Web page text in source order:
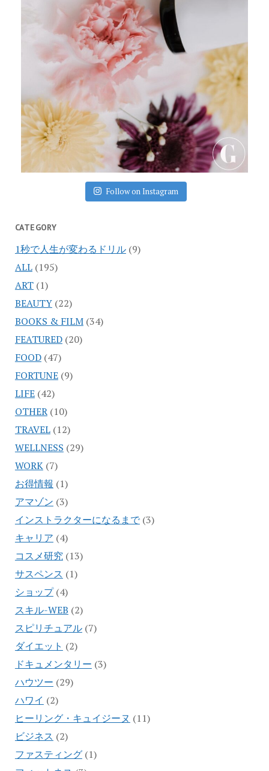
Follow on Instagram
CATEGORY
1秒で人生が変わるドリル(9)
ALL(195)
ART(1)
BEAUTY(22)
BOOKS & FILM(34)
FEATURED(20)
FOOD(47)
FORTUNE(9)
LIFE(42)
OTHER(10)
TRAVEL(12)
WELLNESS (29)
WORK(7)
お得情報 (1)
アマゾン (3)
インストラクターになるまで(3)
キャリア (4)
コスメ研究(13)
サスペンス (1)
ショップ(4)
スキル-WEB (2)
スピリチュアル(7)
ダイエット (2)
ドキュメンタリー (3)
ハウツー (29)
ハワイ (2)
ヒーリング・キュイジーヌ (11)
ビジネス (2)
ファスティング(1)